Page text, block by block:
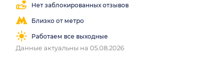
Нет заблокированных отзывов
Близко от метро
Работаем все выходные
Данные актуальны на 05.08.2026